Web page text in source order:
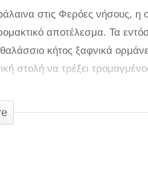
στις Φερόες νήσους, η
αποτέλεσμα. Τα
κήτος ξαφνικά
στολή να τρέξει
να εξετάσει το νεκρό ζώο
να το εξετάσω. Περιμέναμε